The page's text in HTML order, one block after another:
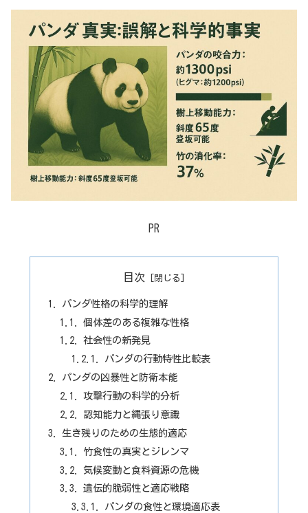
PR
目次
パンダ性格の科学的理解
個体差のある複雑な性格
社会性の新発見
パンダの行動特性比較表
パンダの凶暴性と防衛本能
攻撃行動の科学的分析
認知能力と縄張り意識
生き残りのための生態的適応
竹食性の真実とジレンマ
気候変動と食料資源の危機
遺伝的脆弱性と適応戦略
パンダの食性と環境適応表